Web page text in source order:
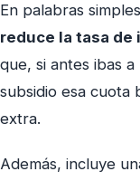
En palabras
reduce la tasa de
que, si antes ibas
subsidio esa cuota
extra.
Además, incluye